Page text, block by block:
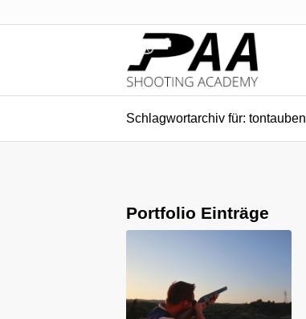
Schlagwortarchiv für: tontauben
Portfolio Einträge